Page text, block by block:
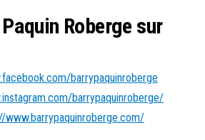
Roberge sur
barrypaquinroberge
barrypaquinroberge/
www.barrypaquinroberge.com/